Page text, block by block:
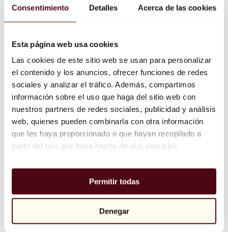
Consentimiento Detalles Acerca de las cookies
Esta página web usa cookies
Las cookies de este sitio web se usan para personalizar
el contenido y los anuncios, ofrecer funciones de redes
sociales y analizar el tráfico. Además, compartimos
información sobre el uso que haga del sitio web con
nuestros partners de redes sociales, publicidad y análisis
web, quienes pueden combinarla con otra información
que les haya proporcionado o que hayan recopilado a
partir del uso que haya hecho de sus servicios.
Permitir todas
Denegar
Richard Orlinski
Keith Haring
Jeff Koons
Jean-Michel Basquiat
Todos los diseñadores
Obra de la semana
Balloon Dog (Orange)
Jeff Koons
10.000 €
Explorar
Todos los escultores
Todos los fotógrafos